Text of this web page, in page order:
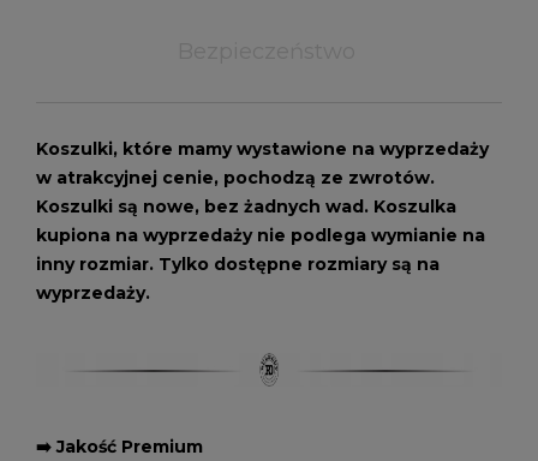
Koszulki, które mamy wystawione na wyprzedaży
w atrakcyjnej cenie, pochodzą ze zwrotów.
Koszulki są nowe, bez żadnych wad. Koszulka
kupiona na wyprzedaży nie podlega wymianie na
inny rozmiar. Tylko dostępne rozmiary są na
wyprzedaży.
➡️ Jakość Premium